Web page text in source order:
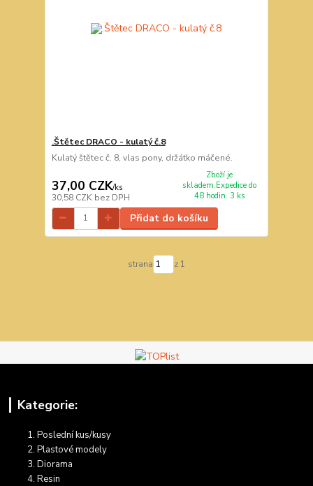
.Štětec DRACO - kulatý č.8
Kulatý štětec č. 8, vlas pony, držátko máčené.
37,00 CZK/ks
30,58 CZK bez DPH
Zboží je
skladem.Expedice do
48 hodin. 3 ks
Přidat do košíku
strana z 1
Kategorie:
Poslední kus/kusy
Plastové modely
Diorama
Resin